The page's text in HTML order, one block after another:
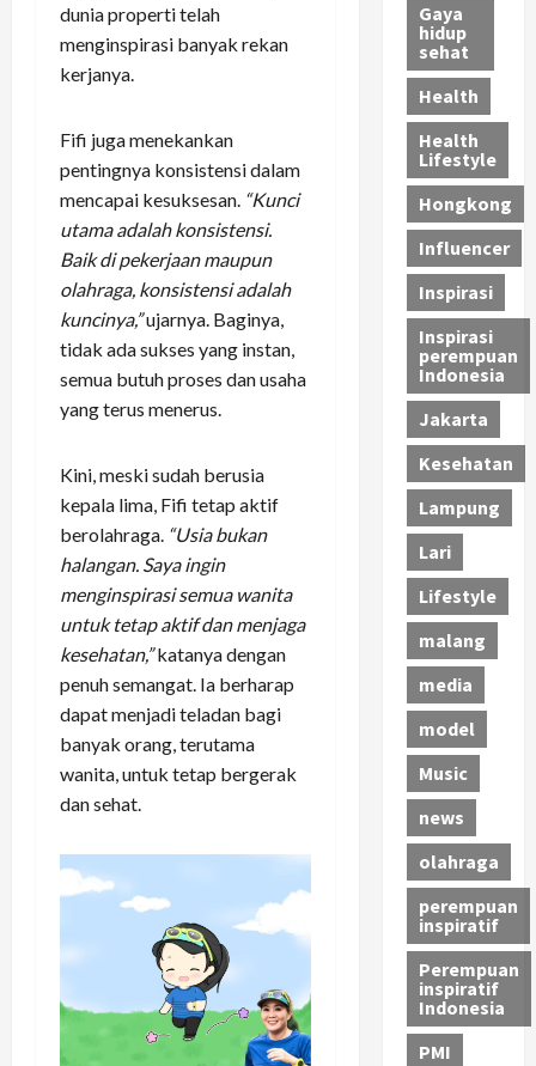
dunia properti telah
menginspirasi banyak rekan
kerjanya.
Fifi juga menekankan
pentingnya konsistensi dalam
mencapai kesuksesan. “Kunci
utama adalah konsistensi.
Baik di pekerjaan maupun
olahraga, konsistensi adalah
kuncinya,”ujarnya. Baginya,
tidak ada sukses yang instan,
semua butuh proses dan usaha
yang terus menerus.
Kini, meski sudah berusia
kepala lima, Fifi tetap aktif
berolahraga. “Usia bukan
halangan. Saya ingin
menginspirasi semua wanita
untuk tetap aktif dan menjaga
kesehatan,”katanya dengan
penuh semangat. Ia berharap
dapat menjadi teladan bagi
banyak orang, terutama
wanita, untuk tetap bergerak
dan sehat.
Gaya
hidup
sehat
Health
Health
Lifestyle
Hongkong
Influencer
Inspirasi
Inspirasi
perempuan
Indonesia
Jakarta
Kesehatan
Lampung
Lari
Lifestyle
malang
media
model
Music
news
olahraga
perempuan
inspiratif
Perempuan
inspiratif
Indonesia
PMI